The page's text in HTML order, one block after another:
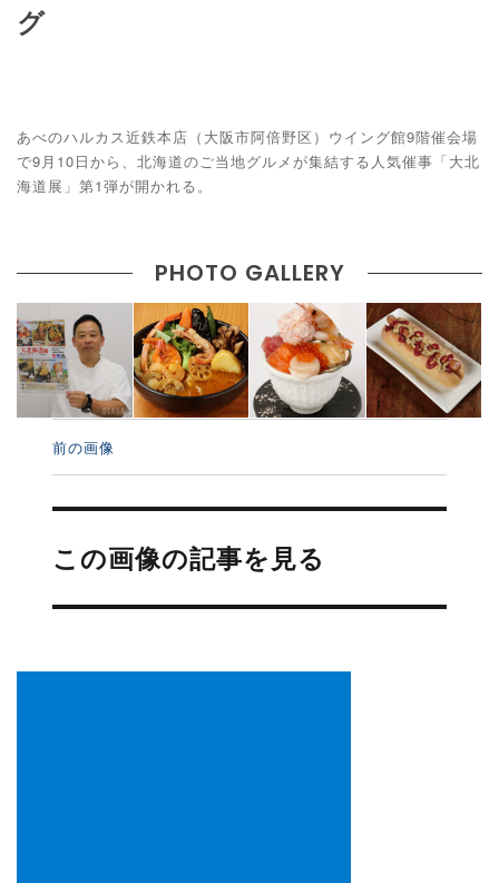
グ
あべのハルカス近鉄本店（大阪市阿倍野区）ウイング館9階催会場
で9月10日から、北海道のご当地グルメが集結する人気催事「大北
海道展」第1弾が開かれる。
PHOTO GALLERY
前の画像
投
ナ
ビ
ー
この画像の記事を見る